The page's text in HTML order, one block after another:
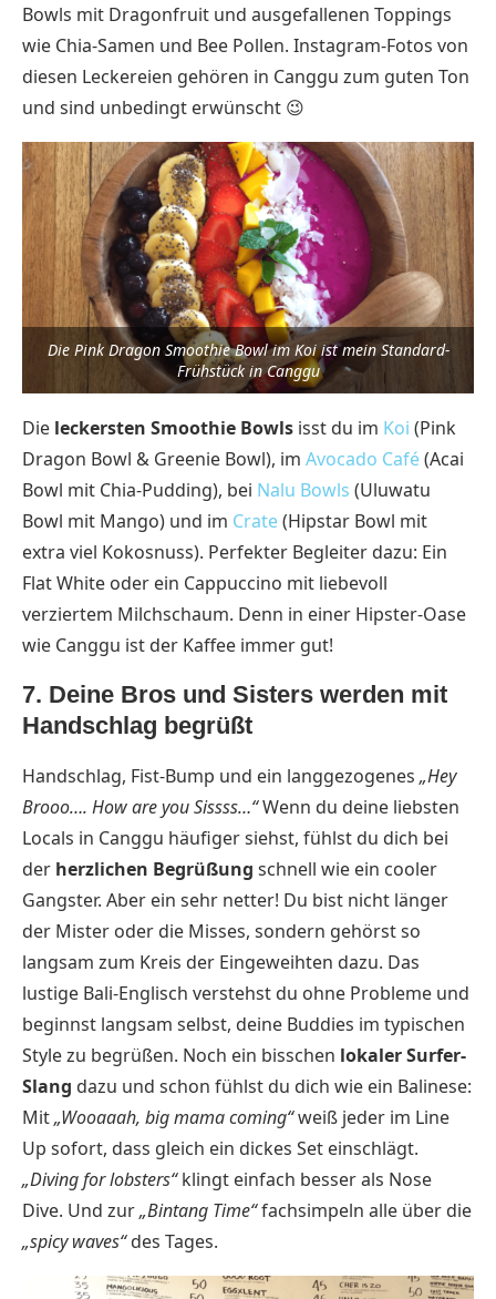
Bowls mit Dragonfruit und ausgefallenen Toppings
wie Chia-Samen und Bee Pollen. Instagram-Fotos von
diesen Leckereien gehören in Canggu zum guten Ton
und sind unbedingt erwünscht 😉
Die Pink Dragon Smoothie Bowl im Koi ist mein Standard-
Frühstück in Canggu
Die leckersten Smoothie Bowls isst du im Koi (Pink
Dragon Bowl & Greenie Bowl), im Avocado Café(Acai
Bowl mit Chia-Pudding), bei Nalu Bowls (Uluwatu
Bowl mit Mango) und im Crate(Hipstar Bowl mit
extra viel Kokosnuss). Perfekter Begleiter dazu: Ein
Flat White oder ein Cappuccino mit liebevoll
verziertem Milchschaum. Denn in einer Hipster-Oase
wie Canggu ist der Kaffee immer gut!
7. Deine Bros und Sisters werden mit
Handschlag begrüßt
Handschlag, Fist-Bump und ein langgezogenes „Hey
Brooo…. How are you Sissss…“Wenn du deine liebsten
Locals in Canggu häufiger siehst, fühlst du dich bei
der herzlichen Begrüßung schnell wie ein cooler
Gangster. Aber ein sehr netter! Du bist nicht länger
der Mister oder die Misses, sondern gehörst so
langsam zum Kreis der Eingeweihten dazu. Das
lustige Bali-Englisch verstehst du ohne Probleme und
beginnst langsam selbst, deine Buddies im typischen
Style zu begrüßen. Noch ein bisschen lokaler Surfer-
Slang dazu und schon fühlst du dich wie ein Balinese:
Mit„Wooaaah, big mama coming“weiß jeder im Line
Up sofort, dass gleich ein dickes Set einschlägt.
„Diving for lobsters“klingt einfach besser als Nose
Dive. Und zur„Bintang Time“fachsimpeln alle über die
„spicy waves“des Tages.